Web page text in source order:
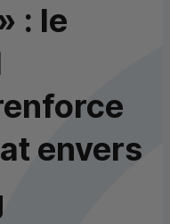
: le
envers